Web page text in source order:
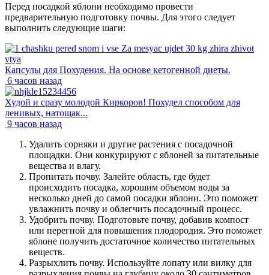
Перед посадкой яблони необходимо провести
предварительную подготовку почвы. Для этого следует
выполнить следующие шаги:
Капсулы для Похудения. На основе кетогенной диеты.
6 часов назад
Худой и сразу молодой Киркоров! Похудел способом для
ленивых, натощак...
9 часов назад
Удалить сорняки и другие растения с посадочной
площадки. Они конкурируют с яблоней за питательные
вещества и влагу.
Пропитать почву. Залейте область, где будет
происходить посадка, хорошим объемом воды за
несколько дней до самой посадки яблони. Это поможет
увлажнить почву и облегчить посадочный процесс.
Удобрить почву. Подготовьте почву, добавив компост
или перегной для повышения плодородия. Это поможет
яблоне получить достаточное количество питательных
веществ.
Разрыхлить почву. Используйте лопату или вилку для